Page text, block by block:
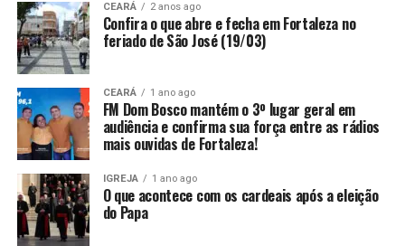
CEARÁ 2 anos ago
Confira o que abre e fecha em Fortaleza no
feriado de São José (19/03)
CEARÁ 1 ano ago
FM Dom Bosco mantém o 3º lugar geral em
audiência e confirma sua força entre as rádios
mais ouvidas de Fortaleza!
IGREJA 1 ano ago
O que acontece com os cardeais após a eleição
do Papa